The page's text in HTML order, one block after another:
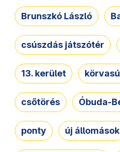
Brunszkó László
csúszdás játszótér
13. kerület
csőtörés Óbuda-
ponty új állomások